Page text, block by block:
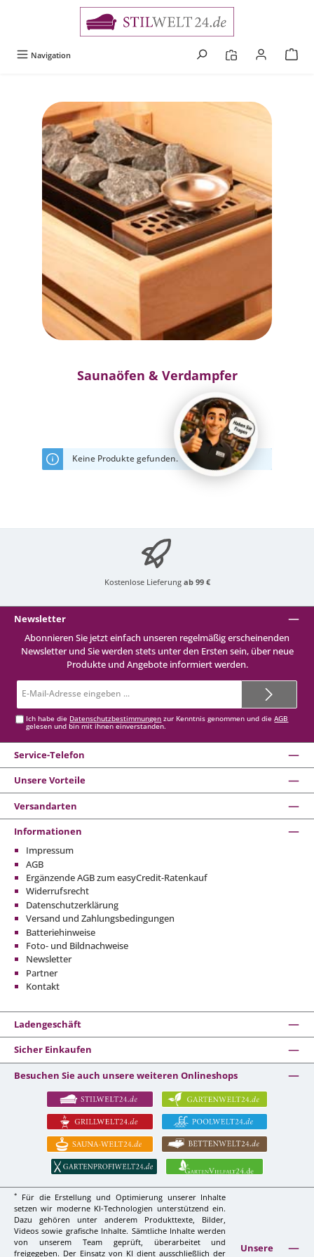
Navigation
Saunaöfen & Verdampfer
Keine Produkte gefunden.
Kostenlose Lieferung ab 99 €
Newsletter
Abonnieren Sie jetzt einfach unseren regelmäßig erscheinenden
Newsletter und Sie werden stets unter den Ersten sein, über neue
Produkte und Angebote informiert werden.
Mail-
Ich habe die Datenschutzbestimmungen zur Kenntnis genommen und dieAGB
gelesen und bin mit ihnen einverstanden.
Service-Telefon
Unsere Vorteile
Versandarten
Informationen
Impressum
AGB
Ergänzende AGB zum easyCredit-Ratenkauf
Widerrufsrecht
Datenschutzerklärung
Versand und Zahlungsbedingungen
Batteriehinweise
Foto- und Bildnachweise
Newsletter
Partner
Kontakt
Ladengeschäft
Sicher Einkaufen
Besuchen Sie auch unsere weiteren Onlineshops
*
Für die Erstellung und Optimierung unserer Inhalte
setzen wir moderne KI-Technologien unterstützend ein.
Dazu gehören unter anderem Produkttexte, Bilder,
Videos sowie grafische Inhalte. Sämtliche Inhalte werden
von unserem Team geprüft, überarbeitet und
freigegeben. Der Einsatz von KI dient ausschließlich der
Unsere